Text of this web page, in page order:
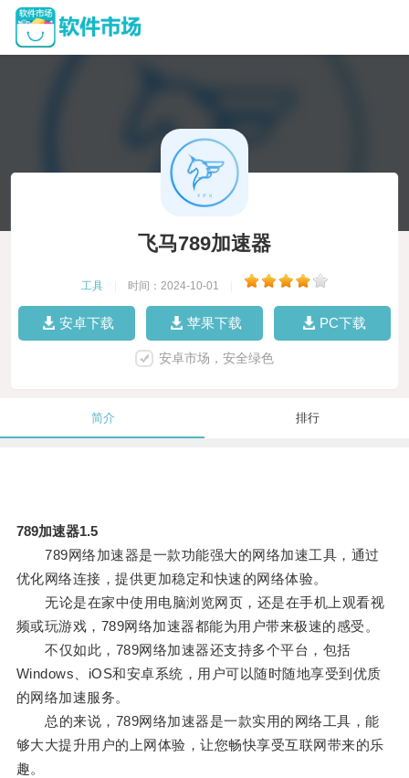
飞马789加速器
工具 时间：2024-10-01
安卓下载 苹果下载 PC下载
安卓市场，安全绿色
简介 排行
789加速器1.5
789网络加速器是一款功能强大的网络加速工具，通过
优化网络连接，提供更加稳定和快速的网络体验。
无论是在家中使用电脑浏览网页，还是在手机上观看视
频或玩游戏，789网络加速器都能为用户带来极速的感受。
不仅如此，789网络加速器还支持多个平台，包括
Windows、iOS和安卓系统，用户可以随时随地享受到优质
的网络加速服务。
总的来说，789网络加速器是一款实用的网络工具，能
够大大提升用户的上网体验，让您畅快享受互联网带来的乐
趣。